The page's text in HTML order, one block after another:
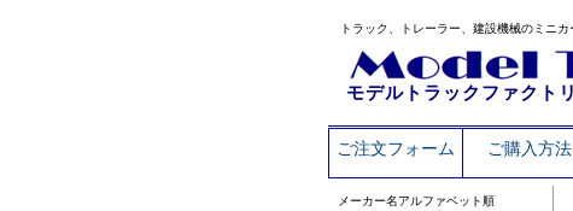
トラック、トレーラー、建設機械のミニ
モデルトラックファクト
ご注文フォーム ご購入方法
メーカー名アルファベット順